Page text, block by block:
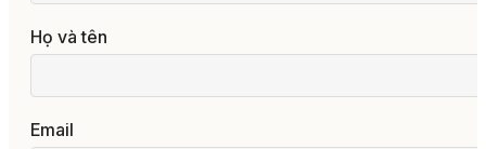
Họ và tên
Email